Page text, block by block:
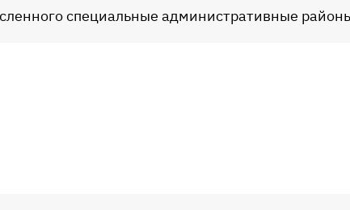
специальные административные